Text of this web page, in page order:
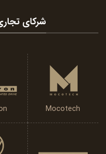
شرکای
Mocotech